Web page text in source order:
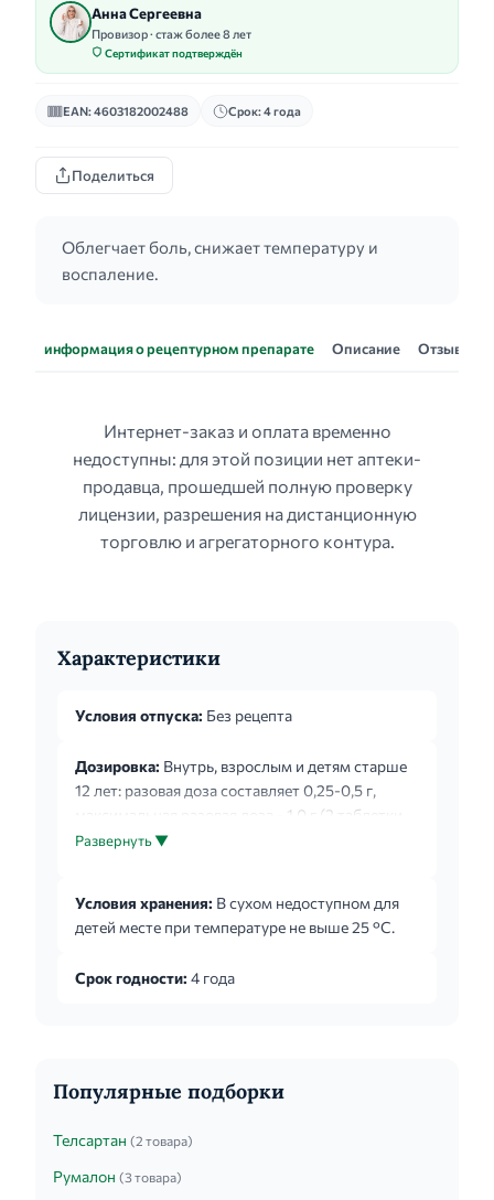
Анна Сергеевна
Провизор · стаж более 8 лет
Сертификат подтверждён
EAN: 4603182002488 Срок: 4 года
Поделиться
Облегчает боль, снижает температуру и
воспаление.
информация о рецептурном препарате Описание Отзывы
Интернет-заказ и оплата временно
недоступны: для этой позиции нет аптеки-
продавца, прошедшей полную проверку
лицензии, разрешения на дистанционную
торговлю и агрегаторного контура.
Характеристики
Условия отпуска: Без рецепта
Дозировка: Внутрь, взрослым и детям старше
12 лет: разовая доза составляет 0,25-0,5 г,
максимальная разовая доза - 1,0 г (2 таблетки
по 0,5 г), максимальная суточная 3,0 г (6
сутки с интервалом не менее 4 часов. Для детей,
начиная с 6-летнего возраста, за исключением
заболеваний, вызванных вирусными
Развернуть ▼
Условия хранения: В сухом недоступном для
детей месте при температуре не выше 25 °С.
Срок годности: 4 года
Популярные подборки
Телсартан (2 товара)
Румалон (3 товара)